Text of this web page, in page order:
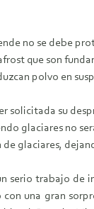
no se debe
que son
polvo en
su
glaciares no
glaciares,
serio trabajo
una gran